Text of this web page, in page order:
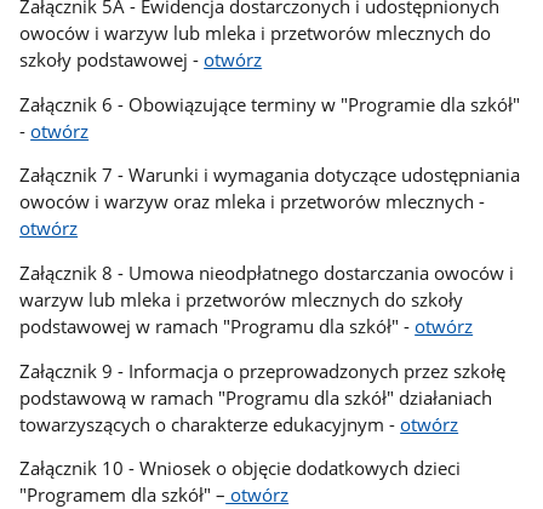
Załącznik 5A - Ewidencja dostarczonych i udostępnionych
owoców i warzyw lub mleka i przetworów mlecznych do
szkoły podstawowej -otwórz
Załącznik 6 - Obowiązujące terminy w "Programie dla szkół"
-otwórz
Załącznik 7 - Warunki i wymagania dotyczące udostępniania
owoców i warzyw oraz mleka i przetworów mlecznych -
otwórz
Załącznik 8 - Umowa nieodpłatnego dostarczania owoców i
warzyw lub mleka i przetworów mlecznych do szkoły
podstawowej w ramach "Programu dla szkół" -otwórz
Załącznik 9 - Informacja o przeprowadzonych przez szkołę
podstawową w ramach "Programu dla szkół" działaniach
towarzyszących o charakterze edukacyjnym -otwórz
Załącznik 10 - Wniosek o objęcie dodatkowych dzieci
"Programem dla szkół" – otwórz